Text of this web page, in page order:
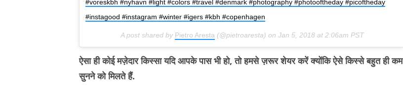
#voreskbh #nyhavn #light #colors #travel #denmark #photography #photooftheday #picoftheday
#instagood #instagram #winter #igers #kbh #copenhagen
A post shared by Pietro Aresta (@pietroaresta) on Jan 5, 2018 at 2:06am PST
ऐसा ही कोई मज़ेदार किस्सा यदि आपके पास भी हो, तो हमसे ज़रूर शेयर करें क्योंकि ऐसे किस्से बहुत ही कम
सुनने को मिलते हैं.